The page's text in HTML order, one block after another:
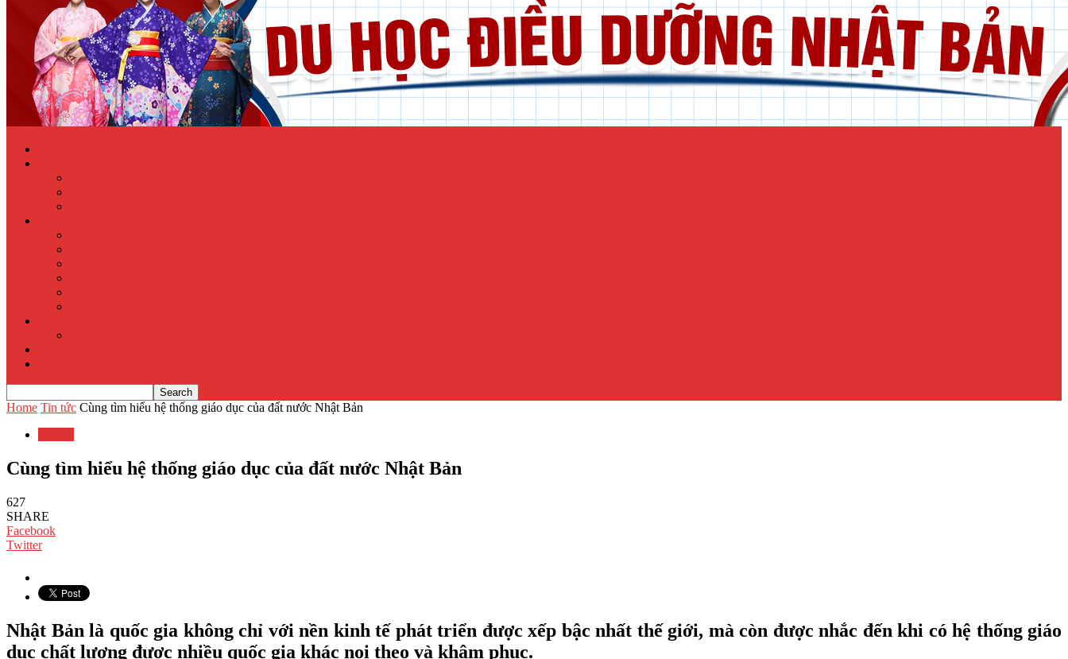
Home Tin tức Cùng tìm hiểu hệ thống giáo dục của đất nước Nhật Bản
Cùng tìm hiểu hệ thống giáo dục của đất nước Nhật Bản
627
SHARE
Facebook
Twitter
Nhật Bản là quốc gia không chỉ với nền kinh tế phát triển được xếp bậc nhất thế giới, mà còn được nhắc đến khi có hệ thống giáo
dục chất lượng được nhiều quốc gia khác noi theo và khâm phục.